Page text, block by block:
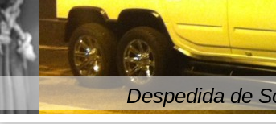
Despedida de